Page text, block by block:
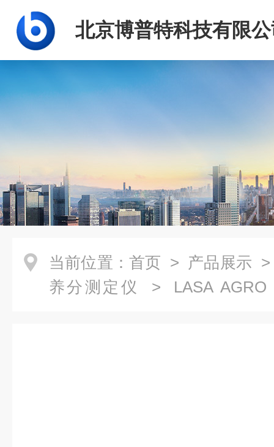
北京博普特科技有限
当前位置： 首页 > 产品展示
养分测定仪
> LASA AGRO